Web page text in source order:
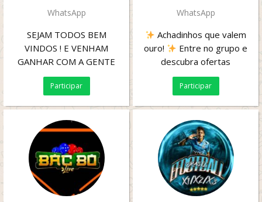
WhatsApp
SEJAM TODOS BEM
VINDOS ! E VENHAM
GANHAR COM A GENTE
Participar
WhatsApp
Achadinhos que valem
ouro!
Entre no grupo e
descubra ofertas
escondidas, achadinhos
virais e produtos...
Participar